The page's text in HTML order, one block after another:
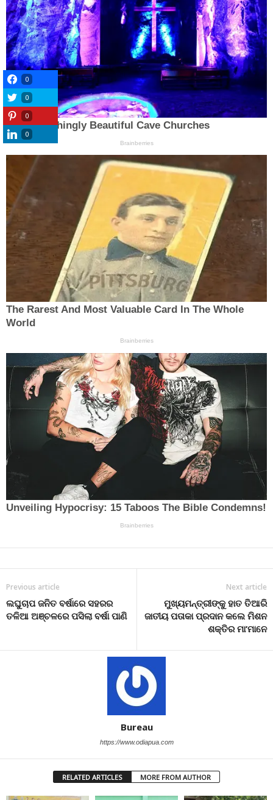
Previous article
ଲଘୁଚାପ ଜନିତ ବର୍ଷାରେ ସହରର
ତଳିଆ ଅଞ୍ଚଳରେ ପସିଲା ବର୍ଷା ପାଣି
Next article
ମୁଖ୍ୟମନ୍ତ୍ରୀଙ୍କୁ ହାତ ତିଆରି
ଜାତୀୟ ପତାକା ପ୍ରଦାନ କଲେ ମିଶନ
ଶକ୍ତିର ମା’ମାନେ
Bureau
https://www.odiapua.com
RELATED ARTICLES MORE FROM AUTHOR
0
0
0
0